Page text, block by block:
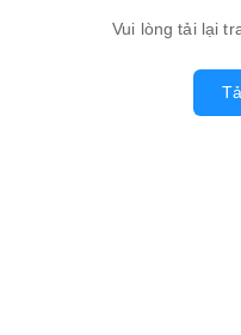
Vui lòng tải lại